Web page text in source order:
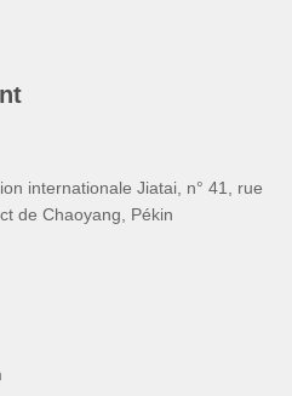
internationale Jiatai, n° 41, rue
de Chaoyang, Pékin